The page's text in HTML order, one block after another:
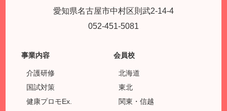
愛知県名古屋市中村区則武2-14-4
052-451-5081
事業内容
介護研修
国試対策
健康プロモEx.
会員校
北海道
東北
関東・信越